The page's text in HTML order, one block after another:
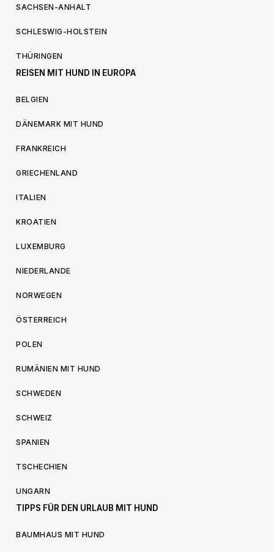
SACHSEN-ANHALT
SCHLESWIG-HOLSTEIN
THÜRINGEN
REISEN MIT HUND IN EUROPA
BELGIEN
DÄNEMARK MIT HUND
FRANKREICH
GRIECHENLAND
ITALIEN
KROATIEN
LUXEMBURG
NIEDERLANDE
NORWEGEN
ÖSTERREICH
POLEN
RUMÄNIEN MIT HUND
SCHWEDEN
SCHWEIZ
SPANIEN
TSCHECHIEN
UNGARN
TIPPS FÜR DEN URLAUB MIT HUND
BAUMHAUS MIT HUND